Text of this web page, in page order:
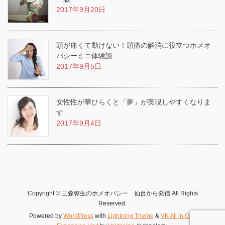
2017年9月20日
頭が痛くて動けない！頭痛の解消に役立つホメオ
パシーミニ体験談
2017年9月5日
女性性が華ひらくと「夢」が実現しやすくなりま
す
2017年9月4日
Copyright © 三森弥生のホメオパシー 仙台から発信 All Rights
Reserved.
Powered by WordPresswith Lightning Theme & VK All in One